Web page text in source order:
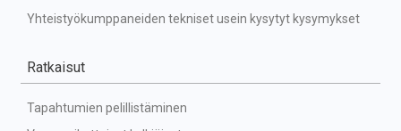
Yhteistyökumppaneiden tekniset usein kysytyt kysymykset
Ratkaisut
Tapahtumien pelillistäminen